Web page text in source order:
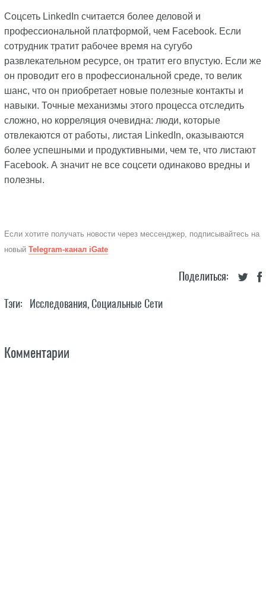
Соцсеть LinkedIn считается более деловой и
профессиональной платформой, чем Facebook. Если
сотрудник тратит рабочее время на сугубо
развлекательном ресурсе, он тратит его впустую. Если же
он проводит его в профессиональной среде, то велик
шанс, что он приобретает новые полезные контакты и
навыки. Точные механизмы этого процесса отследить
сложно, но корреляция очевидна: люди, которые
отвлекаются от работы, листая LinkedIn, оказываются
более успешными и продуктивными, чем те, что листают
Facebook. А значит не все соцсети одинаково вредны и
полезны.
Если хотите получать новости через мессенджер, подписывайтесь на
новый Telegram-канал iGate
Поделиться:
Тэги: Исследования,Социальные Сети
Комментарии